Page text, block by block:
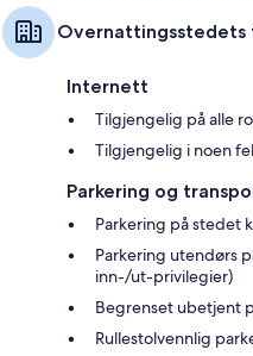
Internett
Tilgjengelig på alle
Tilgjengelig i noen
Parkering og
Parkering på stedet
Parkering utendørs
inn-/ut-privilegier)
Begrenset ubetjent
Rullestolvennlig